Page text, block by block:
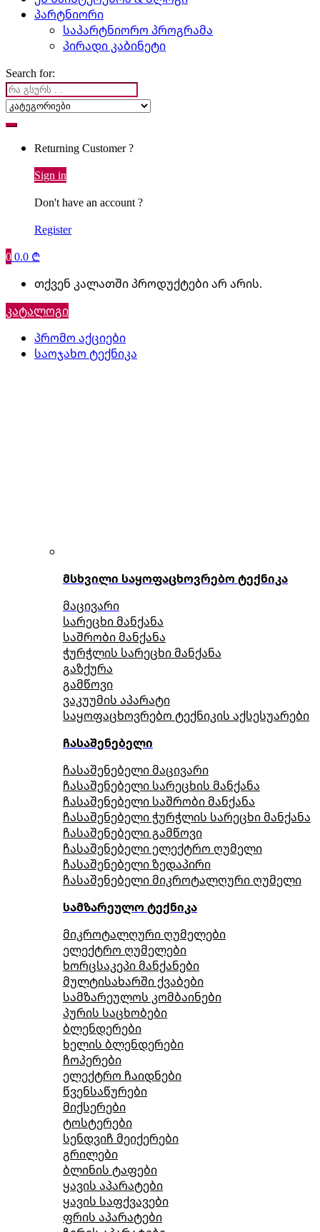
პარტნიორი
საპარტნიორო პროგრამა
პირადი კაბინეტი
Search for:
Returning Customer ?
Sign in
Don't have an account ?
Register
00.0 ₾
თქვენ კალათში პროდუქტები არ არის.
კატალოგი
პრომო აქციები
საოჯახო ტექნიკა
მსხვილი საყოფაცხოვრებო ტექნიკა
მაცივარი
სარეცხი მანქანა
საშრობი მანქანა
ჭურჭლის სარეცხი მანქანა
გაზქურა
გამწოვი
ვაკუუმის აპარატი
საყოფაცხოვრებო ტექნიკის აქსესუარები
ჩასაშენებელი
ჩასაშენებელი მაცივარი
ჩასაშენებელი სარეცხის მანქანა
ჩასაშენებელი საშრობი მანქანა
ჩასაშენებელი ჭურჭლის სარეცხი მანქანა
ჩასაშენებელი გამწოვი
ჩასაშენებელი ელექტრო ღუმელი
ჩასაშენებელი ზედაპირი
ჩასაშენებელი მიკროტალღური ღუმელი
სამზარეულო ტექნიკა
მიკროტალღური ღუმელები
ელექტრო ღუმელები
ხორცსაკეპი მანქანები
მულტისახარში ქვაბები
სამზარეულოს კომბაინები
პურის საცხობები
ბლენდერები
ხელის ბლენდერები
ჩოპერები
ელექტრო ჩაიდნები
წვენსაწურები
მიქსერები
ტოსტერები
სენდვიჩ მეიქერები
გრილები
ბლინის ტაფები
ყავის აპარატები
ყავის საფქვავები
ფრის აპარატები